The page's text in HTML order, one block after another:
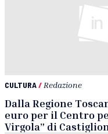
CULTURA/ Redazione
Dalla Regione
euro per il Centro
Virgola” di